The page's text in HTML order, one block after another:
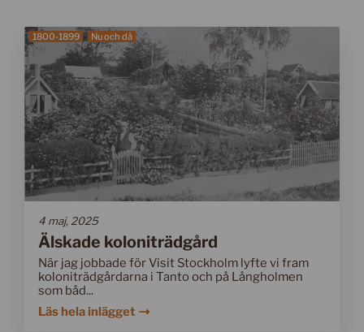
1800-1899 Nu och då
4 maj, 2025
Älskade koloniträdgård
När jag jobbade för Visit Stockholm lyfte vi fram
koloniträdgårdarna i Tanto och på Långholmen
som båd...
Läs hela inlägget